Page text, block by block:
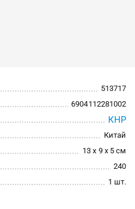
513717
6904112281002
КНР
Китай
13 x 9 x 5 см
240
1 шт.